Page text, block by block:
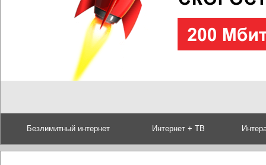
Безлимитный интернет Интернет + ТВ